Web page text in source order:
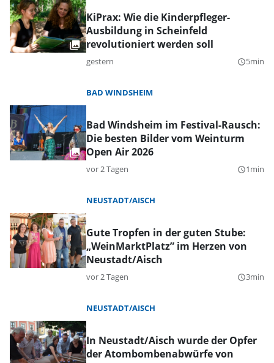
KiPrax: Wie die Kinderpfleger-
Ausbildung in Scheinfeld
revolutioniert werden soll
gestern query_builder5min
BAD WINDSHEIM
Bad Windsheim im Festival-Rausch:
Die besten Bilder vom Weinturm
Open Air 2026
vor 2 Tagen query_builder1min
NEUSTADT/AISCH
Gute Tropfen in der guten Stube:
„WeinMarktPlatz” im Herzen von
Neustadt/Aisch
vor 2 Tagen query_builder3min
NEUSTADT/AISCH
In Neustadt/Aisch wurde der Opfer
der Atombombenabwürfe von